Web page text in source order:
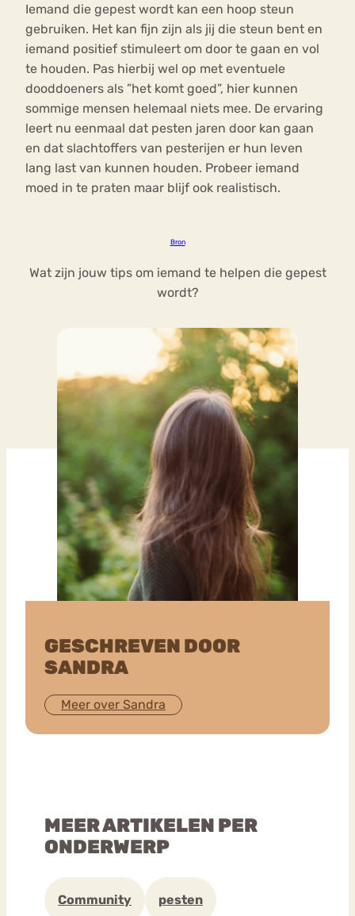
Iemand die gepest wordt kan een hoop steun
gebruiken. Het kan fijn zijn als jij die steun bent en
iemand positief stimuleert om door te gaan en vol
te houden. Pas hierbij wel op met eventuele
dooddoeners als ”het komt goed”, hier kunnen
sommige mensen helemaal niets mee. De ervaring
leert nu eenmaal dat pesten jaren door kan gaan
en dat slachtoffers van pesterijen er hun leven
lang last van kunnen houden. Probeer iemand
moed in te praten maar blijf ook realistisch.
Bron
Wat zijn jouw tips om iemand te helpen die gepest
wordt?
GESCHREVEN DOOR
SANDRA
Meer over Sandra
MEER ARTIKELEN PER
ONDERWERP
Community pesten